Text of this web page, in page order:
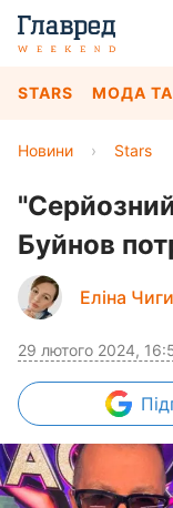
STARS МОДА
Новини › Stars
"Серйозний
Буйнов
Еліна
29 лютого 2024,